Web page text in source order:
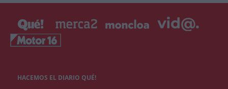
HACEMOS EL DIARIO QUÉ!